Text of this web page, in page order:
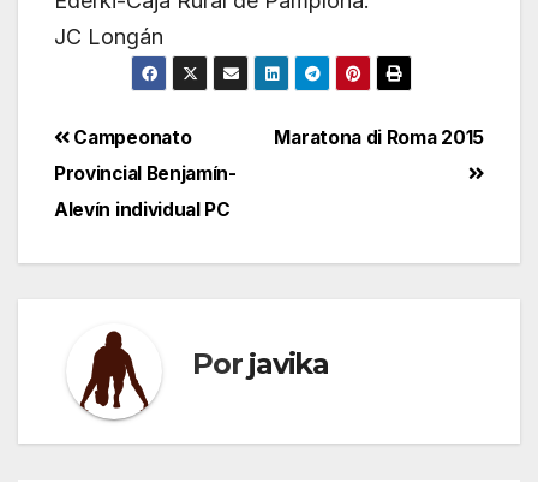
JC Longán
Navegación
de
Maratona di Roma 2015
Campeonato
Provincial Benjamín-
Alevín individual PC
Por javika